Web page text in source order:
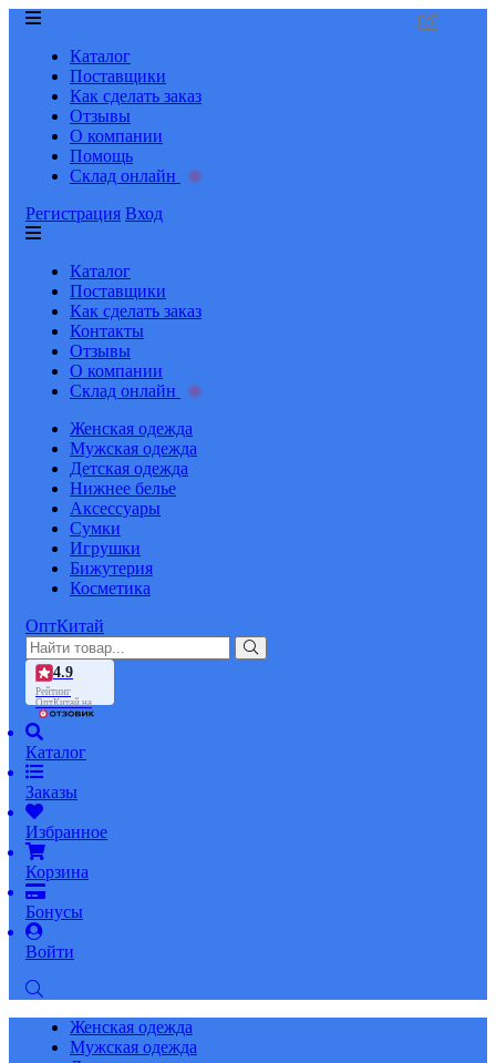
Каталог
Поставщики
Как сделать заказ
Отзывы
О компании
Помощь
Склад онлайн
Регистрация Вход
Каталог
Поставщики
Как сделать заказ
Контакты
Отзывы
О компании
Склад онлайн
Женская одежда
Мужская одежда
Детская одежда
Нижнее белье
Аксессуары
Сумки
Игрушки
Бижутерия
Косметика
ОптКитай
4.9
Рейтинг
ОптКитай на
Каталог
Заказы
Избранное
Корзина
Бонусы
Войти
Женская одежда
Мужская одежда